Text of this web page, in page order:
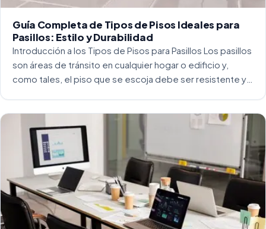
Guía Completa de Tipos de Pisos Ideales para
Pasillos: Estilo y Durabilidad
Introducción a los Tipos de Pisos para Pasillos Los pasillos
son áreas de tránsito en cualquier hogar o edificio y,
como tales, el piso que se escoja debe ser resistente y